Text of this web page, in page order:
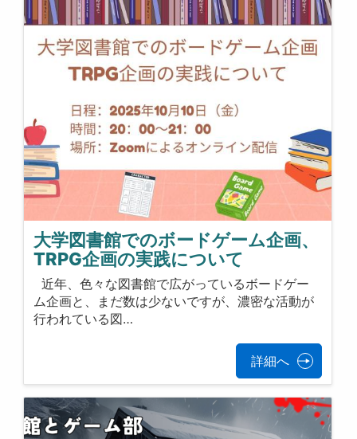
大学図書館でのボードゲーム企画、
TRPG企画の実践について
近年、色々な図書館で広がっているボードゲー
ム企画と、まだ数は少ないですが、濃密な活動が
行われている図…
詳細へ